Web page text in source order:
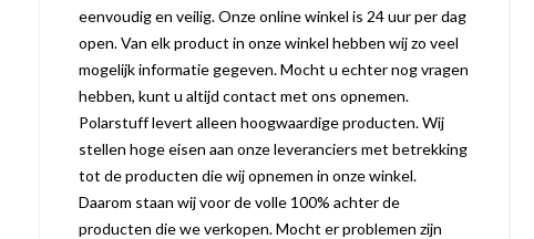
eenvoudig en veilig. Onze online winkel is 24 uur per dag
open. Van elk product in onze winkel hebben wij zo veel
mogelijk informatie gegeven. Mocht u echter nog vragen
hebben, kunt u altijd contact met ons opnemen.
Polarstuff levert alleen hoogwaardige producten. Wij
stellen hoge eisen aan onze leveranciers met betrekking
tot de producten die wij opnemen in onze winkel.
Daarom staan wij voor de volle 100% achter de
producten die we verkopen. Mocht er problemen zijn